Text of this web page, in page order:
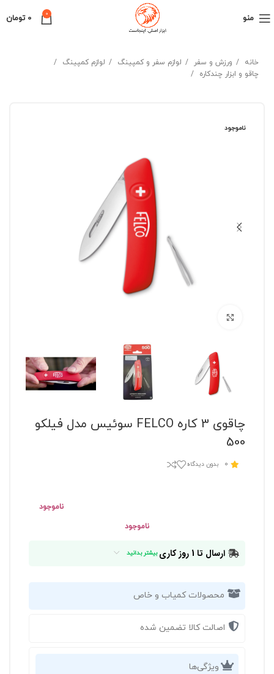
منو 0
0 تومان
خانه ورزش و سفر لوازم سفر و کمپینگ
لوازم کمپینگ
چاقو و ابزار چندکاره
ناموجود
چاقوی 3 کاره FELCO سوئیس مدل فیلکو
500
0 بدون دیدگاه
ناموجود
ناموجود
ارسال تا 1 روز کاری بیشتر بدانید
محصولات کمیاب و خاص
اصالت کالا تضمین شده
ویژگی‌ها